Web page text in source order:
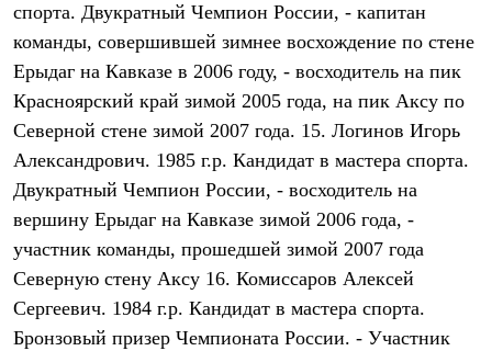
Команда Баск
Сотрудничество
Дилерам
Стать дилером
Корпоративным клиентам
Услуги
Где купить
спорта. Двукратный Чемпион России, - капитан
команды, совершившей зимнее восхождение по стене
Ерыдаг на Кавказе в 2006 году, - восходитель на пик
Красноярский край зимой 2005 года, на пик Аксу по
Северной стене зимой 2007 года. 15. Логинов Игорь
Александрович. 1985 г.р. Кандидат в мастера спорта.
Двукратный Чемпион России, - восходитель на
вершину Ерыдаг на Кавказе зимой 2006 года, -
участник команды, прошедшей зимой 2007 года
Северную стену Аксу 16. Комиссаров Алексей
Сергеевич. 1984 г.р. Кандидат в мастера спорта.
Бронзовый призер Чемпионата России. - Участник